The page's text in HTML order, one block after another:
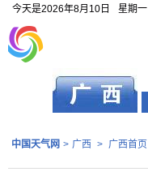
今天是2026年8月10日 星期一
中国天气网 > 广西 > 广西首页